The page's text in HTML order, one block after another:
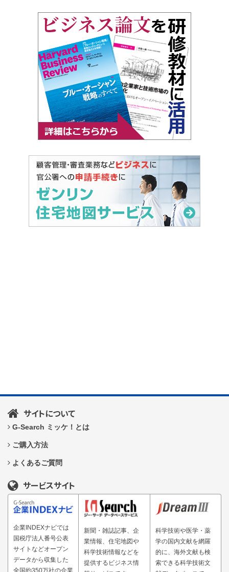
サイトについて
G-Search ミッケ！とは
ご購入方法
よくあるご質問
サービスサイト
企業INDEXナビでは
国税庁法人番号公表
サイトなどオープン
データから収集した
全国約350万社の企業
新聞・雑誌記事、企
業情報、住宅地図や
科学技術情報などを
提供するビジネス情
科学技術や医学・薬
学の国内文献を網羅
的に、海外文献も検
索できる科学技術文